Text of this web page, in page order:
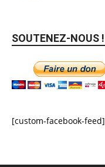
SOUTENEZ-NOUS !
[custom-facebook-feed]